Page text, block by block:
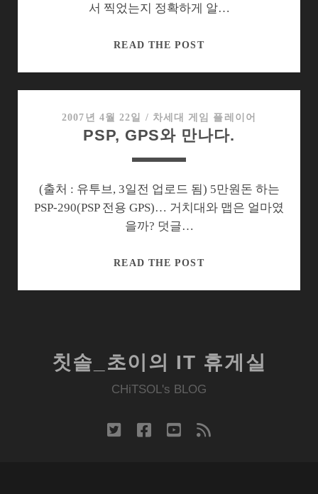
서 찍었는지 정확하게 알…
READ THE POST사
곳
을
싶
으
니
CS1
2007년 4월 22일 / 차세대 게임 플레이어
PSP, GPS와 만나다.
(출처 : 유투브, 3일전 업로드 됨) 5만원돈 하는
PSP-290(PSP 전용 GPS)… 거치대와 맵은 얼마였
을까? 덧글…
READ THE POSTPSP,
칫솔_초이의 IT 휴게실
CHiTSOL's BLOG
twitterfacebook
youtube
rss